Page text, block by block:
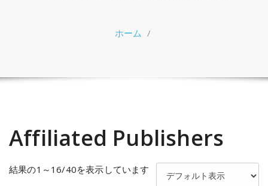
ホーム /
Affiliated Publishers
結果の1～16/40を表示しています